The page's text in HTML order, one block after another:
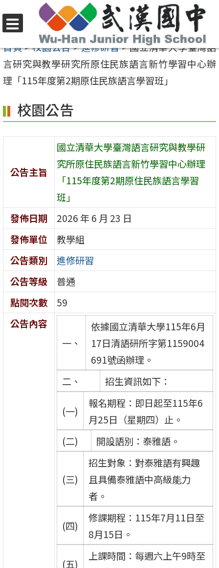
至
要
內
區
選
單
首頁>校園公告>進修研習>國立清華大學臺灣語
言研究與教學研究所原住民族語言新竹學習中心辦
理「115年度第2期原住民族語言學習班」
校園公告
公告主旨
國立清華大學臺灣語言研究與教學研
究所原住民族語言新竹學習中心辦理
「115年度第2期原住民族語言學習
班」
發佈日期
2026 年 6 月 23 日
發佈單位
教學組
公告類別
進修研習
公告等級
普通
點閱次數
59
公告內容
一、
依據國立清華大學115年6月
17日清語研所字第1159004
691號函辦理。
二、
招生資訊如下：
(一)
報名期程：即日起至115年6
月25日（星期四）止。
(二)
開設語別：泰雅語。
(三)
招生對象：對泰雅語有興趣
且具備泰雅語中高級能力
者。
(四)
修課期程：115年7月11日至
8月15日。
(五)
上課時間：每週六上午9時至